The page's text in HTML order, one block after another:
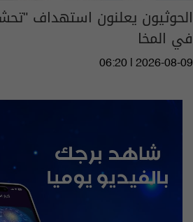
الحوثيون يعلنون استهداف
في المخا
06:20 | 2026-08-09